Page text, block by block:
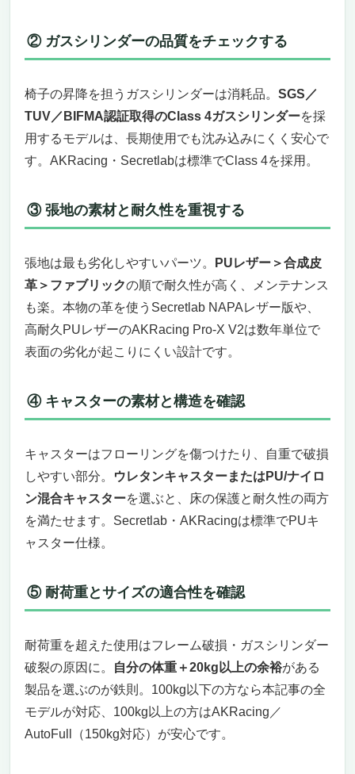
② ガスシリンダーの品質をチェックする
椅子の昇降を担うガスシリンダーは消耗品。 SGS／
TUV／BIFMA認証取得のClass 4ガスシリンダーを採
用するモデルは、長期使用でも沈み込みにくく安心で
す。AKRacing・Secretlabは標準でClass 4を採用。
③ 張地の素材と耐久性を重視する
張地は最も劣化しやすいパーツ。
PUレザー＞合成皮
革＞ファブリックの順で耐久性が高く、メンテナンス
も楽。本物の革を使うSecretlab NAPAレザー版や、
高耐久PUレザーのAKRacing Pro-X V2は数年単位で
表面の劣化が起こりにくい設計です。
④ キャスターの素材と構造を確認
キャスターはフローリングを傷つけたり、自重で破損
しやすい部分。
ウレタンキャスターまたはPU/ナイロ
ン混合キャスターを選ぶと、床の保護と耐久性の両方
を満たせます。Secretlab・AKRacingは標準でPUキ
ャスター仕様。
⑤ 耐荷重とサイズの適合性を確認
耐荷重を超えた使用はフレーム破損・ガスシリンダー
破裂の原因に。
自分の体重＋20kg以上の余裕がある
製品を選ぶのが鉄則。100kg以下の方なら本記事の全
モデルが対応、100kg以上の方はAKRacing／
AutoFull（150kg対応）が安心です。